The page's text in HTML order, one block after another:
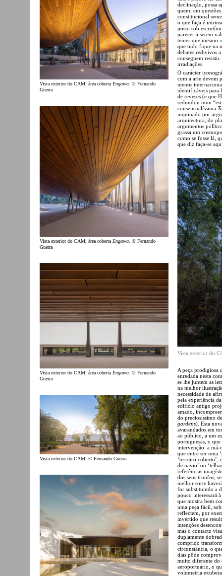
Vista exterior do CAM; área coberta Engawa . © Fernando
Guerra
Vista exterior do CAM; área coberta Engawa . © Fernando
Guerra
Vista exterior do CAM; área coberta Engawa . © Fernando
Guerra
Vista exterior do CAM. © Fernando Guerra
declinação, possa
quem, em
constitucional
o que faça é
posto sob
pareceria serem
temer que mesmo
que tudo fique na
debates redivivos
conseguem
irradiações.
O carácter
com a arte devem
menos
identificáveis para
de reveses (e que
redundou num
consensualíssima
inquinado por
arquitectura, do
argumentos
grassa um
como se fosse lá,
que diz faça-se
Vista exterior do
A peça prodigiosa
enredada nesta
se lhe juntem as
na melhor
necessidade de
pela experiência
edifício antigo
amado,
do preciosíssimo
gardens). Esta
avarandados em
ao público, a um
portuguesas, o
intervenção: a má-
que entre ser uma
‘terreiro coberto’,
de navio’ ou
referências
dos seus trunfos,
melhor sorte
for substituindo a
pouco interessará
que mostra bem
uma peça fácil,
reflectem, por
invertido que
intenções
mas o contacto
duplamente
comprido
circunstância, o
dias pôde
muito diferente do
aeroportuário, o
volumetria